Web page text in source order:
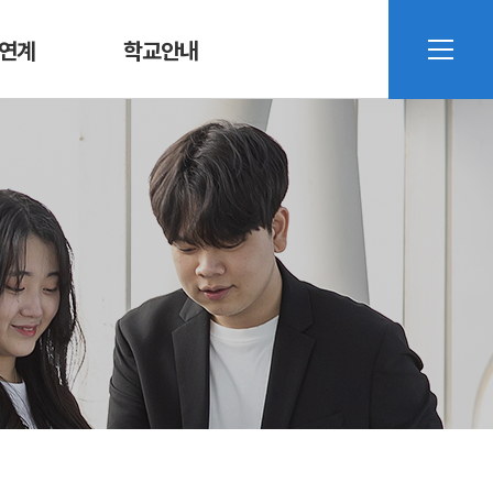
계 학교안내